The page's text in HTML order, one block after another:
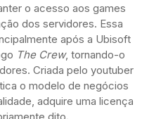
o acesso aos games
dos servidores. Essa
após a Ubisoft
The Crew, tornando-o
Criada pelo youtuber
o modelo de negócios
adquire uma licença
dito.